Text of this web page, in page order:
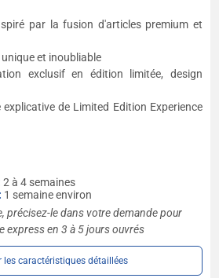
par la fusion d'articles premium et
et inoubliable
exclusif en édition limitée, design
de Limited Edition Experience
2 à 4 semaines
1 semaine environ
précisez-le dans votre demande pour
express en 3 à 5 jours ouvrés
les caractéristiques détaillées